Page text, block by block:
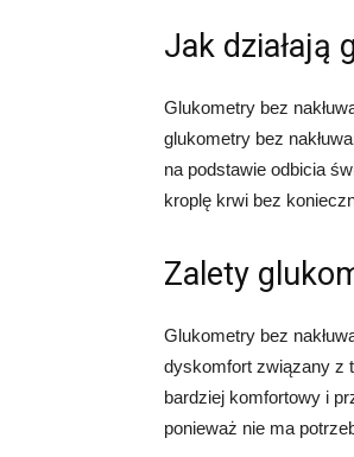
Jak działają
Glukometry bez
glukometry bez
na podstawie odbicia
kroplę krwi bez
Zalety
Glukometry bez
dyskomfort związany z
bardziej komfortowy i
ponieważ nie ma